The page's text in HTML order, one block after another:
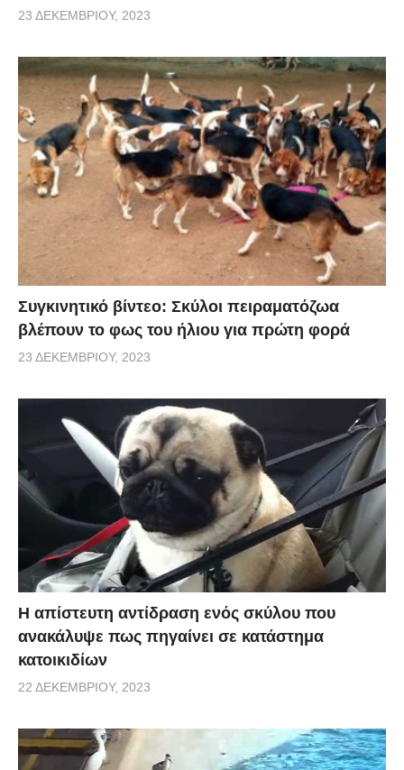
23 ΔΕΚΕΜΒΡΊΟΥ, 2023
Συγκινητικό βίντεο: Σκύλοι πειραματόζωα
βλέπουν το φως του ήλιου για πρώτη φορά
23 ΔΕΚΕΜΒΡΊΟΥ, 2023
Η απίστευτη αντίδραση ενός σκύλου που
ανακάλυψε πως πηγαίνει σε κατάστημα
κατοικιδίων
22 ΔΕΚΕΜΒΡΊΟΥ, 2023